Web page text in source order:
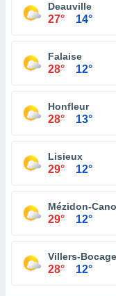
Deauville
27° 14°
Falaise
28° 12°
Honfleur
28° 13°
Lisieux
29° 12°
Mézidon-
29° 12°
Villers-Bocage
28° 12°